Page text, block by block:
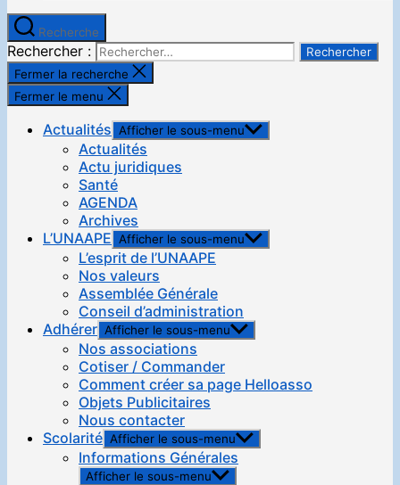
Recherche
Rechercher :
Fermer la recherche
Fermer le menu
Actualités Afficher le sous-menu
Actualités
Actu juridiques
Santé
AGENDA
Archives
L’UNAAPE Afficher le sous-menu
L’esprit de l’UNAAPE
Nos valeurs
Assemblée Générale
Conseil d’administration
Adhérer Afficher le sous-menu
Nos associations
Cotiser / Commander
Comment créer sa page Helloasso
Objets Publicitaires
Nous contacter
Scolarité Afficher le sous-menu
Informations Générales
Afficher le sous-menu